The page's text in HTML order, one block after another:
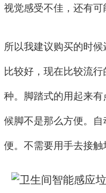
视觉感受不佳，还有可
所以我建议购买的时
比较好，现在比较流
种。脚踏式的用起来
候脚不是那么方便。自
便。不需要用手去接触